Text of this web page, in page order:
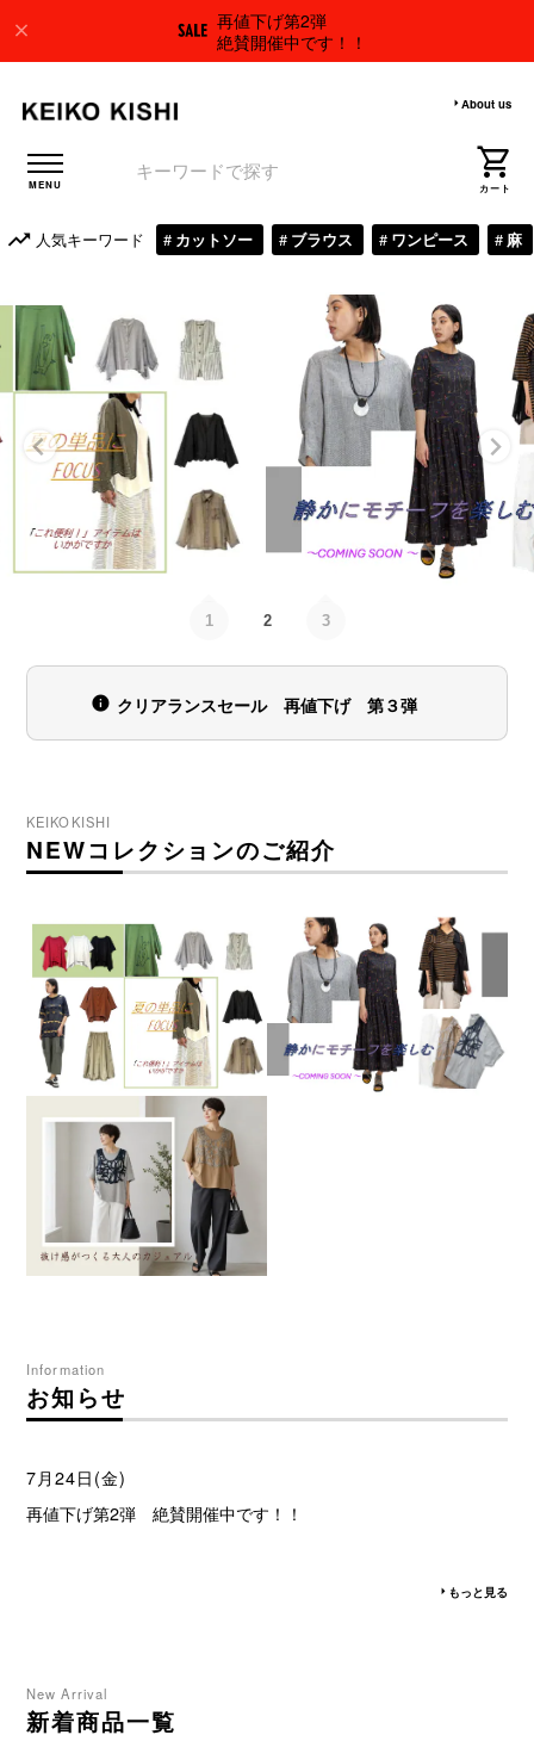
再値下げ第2弾
絶賛開催中です！！
About us
人気キーワード カットソー ブラウス ワンピース 麻
クリアランスセール 再値下げ 第３弾
KEIKOKISHI
NEWコレクションのご紹介
Information
お知らせ
7月24日(金)
再値下げ第2弾 絶賛開催中です！！
もっと見る
New Arrival
新着商品一覧